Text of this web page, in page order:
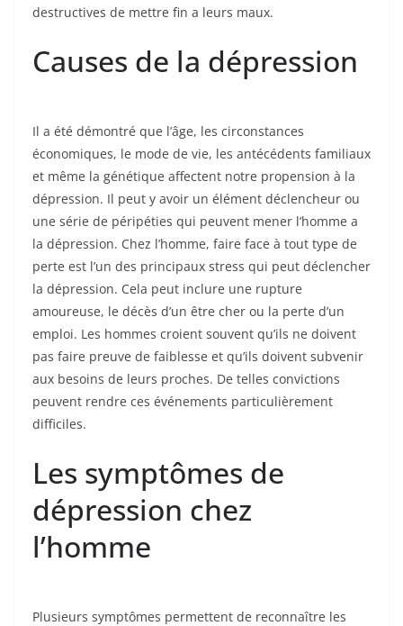
destructives de mettre fin a leurs maux.
Causes de la dépression
Il a été démontré que l’âge, les circonstances
économiques, le mode de vie, les antécédents familiaux
et même la génétique affectent notre propension à la
dépression. Il peut y avoir un élément déclencheur ou
une série de péripéties qui peuvent mener l’homme a
la dépression. Chez l’homme, faire face à tout type de
perte est l’un des principaux stress qui peut déclencher
la dépression. Cela peut inclure une rupture
amoureuse, le décès d’un être cher ou la perte d’un
emploi. Les hommes croient souvent qu’ils ne doivent
pas faire preuve de faiblesse et qu’ils doivent subvenir
aux besoins de leurs proches. De telles convictions
peuvent rendre ces événements particulièrement
difficiles.
Les symptômes de
dépression chez
l’homme
Plusieurs symptômes permettent de reconnaître les